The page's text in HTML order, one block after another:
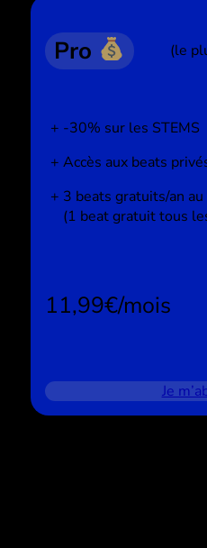
Pro (le
-30% sur les STEMS
Accès aux beats
3 beats gratuits/an au
(1 beat gratuit tous
11,99€/mois
Je